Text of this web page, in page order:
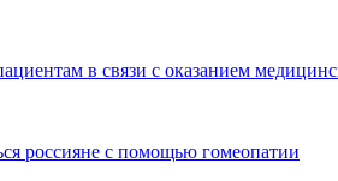
в связи с оказанием
россияне с помощью гомеопатии